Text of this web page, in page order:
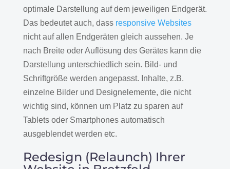
optimale Darstellung auf dem jeweiligen Endgerät.
Das bedeutet auch, dass responsive Websites
nicht auf allen Endgeräten gleich aussehen. Je
nach Breite oder Auflösung des Gerätes kann die
Darstellung unterschiedlich sein. Bild- und
Schriftgröße werden angepasst. Inhalte, z.B.
einzelne Bilder und Designelemente, die nicht
wichtig sind, können um Platz zu sparen auf
Tablets oder Smartphones automatisch
ausgeblendet werden etc.
Redesign (Relaunch) Ihrer